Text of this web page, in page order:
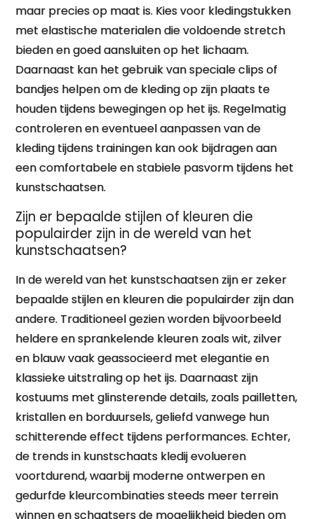
maar precies op maat is. Kies voor kledingstukken
met elastische materialen die voldoende stretch
bieden en goed aansluiten op het lichaam.
Daarnaast kan het gebruik van speciale clips of
bandjes helpen om de kleding op zijn plaats te
houden tijdens bewegingen op het ijs. Regelmatig
controleren en eventueel aanpassen van de
kleding tijdens trainingen kan ook bijdragen aan
een comfortabele en stabiele pasvorm tijdens het
kunstschaatsen.
Zijn er bepaalde stijlen of kleuren die
populairder zijn in de wereld van het
kunstschaatsen?
In de wereld van het kunstschaatsen zijn er zeker
bepaalde stijlen en kleuren die populairder zijn dan
andere. Traditioneel gezien worden bijvoorbeeld
heldere en sprankelende kleuren zoals wit, zilver
en blauw vaak geassocieerd met elegantie en
klassieke uitstraling op het ijs. Daarnaast zijn
kostuums met glinsterende details, zoals pailletten,
kristallen en borduursels, geliefd vanwege hun
schitterende effect tijdens performances. Echter,
de trends in kunstschaats kledij evolueren
voortdurend, waarbij moderne ontwerpen en
gedurfde kleurcombinaties steeds meer terrein
winnen en schaatsers de mogelijkheid bieden om